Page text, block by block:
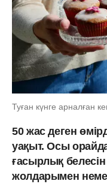
Туған күнге арналған
50 жас деген
уақыт. Осы
ғасырлық
жолдарымен